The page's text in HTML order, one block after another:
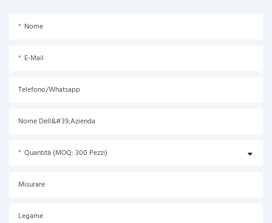
Nome
E-Mail
Telefono/Whatsapp
Nome Dell&#39;azienda
Quantità (MOQ: 300 Pezzi)
Misurare
Legame